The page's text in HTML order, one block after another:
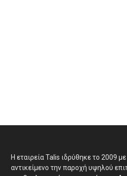
H εταιρεία Talis ιδρύθηκε το 2009
αντικείμενο την παροχή υψηλού